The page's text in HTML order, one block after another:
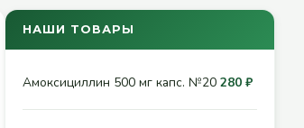
НАШИ ТОВАРЫ
Амоксициллин 500 мг капс. №20 280 ₽